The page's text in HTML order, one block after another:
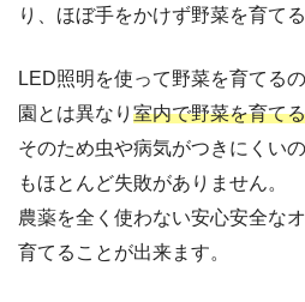
り、ほぼ手をかけず野菜を育て
LED照明を使って野菜を育てる
園とは異なり 室内で野菜を育て
そのため虫や病気がつきにくい
もほとんど失敗がありません。
農薬を全く使わない安心安全な
育てることが出来ます。